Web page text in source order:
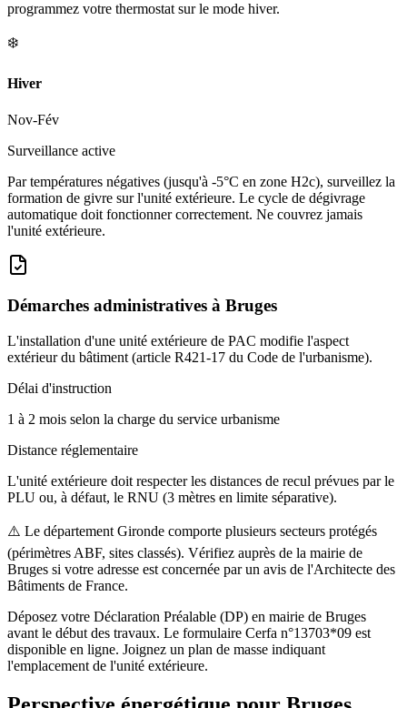
programmez votre thermostat sur le mode hiver.
❄️
Hiver
Nov-Fév
Surveillance active
Par températures négatives (jusqu'à -5°C en zone H2c), surveillez la
formation de givre sur l'unité extérieure. Le cycle de dégivrage
automatique doit fonctionner correctement. Ne couvrez jamais
l'unité extérieure.
Démarches administratives à Bruges
L'installation d'une unité extérieure de PAC modifie l'aspect
extérieur du bâtiment (article R421-17 du Code de l'urbanisme).
Délai d'instruction
1 à 2 mois selon la charge du service urbanisme
Distance réglementaire
L'unité extérieure doit respecter les distances de recul prévues par le
PLU ou, à défaut, le RNU (3 mètres en limite séparative).
⚠️ Le département Gironde comporte plusieurs secteurs protégés
(périmètres ABF, sites classés). Vérifiez auprès de la mairie de
Bruges si votre adresse est concernée par un avis de l'Architecte des
Bâtiments de France.
Déposez votre Déclaration Préalable (DP) en mairie de Bruges
avant le début des travaux. Le formulaire Cerfa n°13703*09 est
disponible en ligne. Joignez un plan de masse indiquant
l'emplacement de l'unité extérieure.